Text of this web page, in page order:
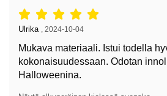
Arvostelu: 5 tähdet / 5,
Arvostelun kirjoittaja:
Ulrika 2024-10-04
Mukava materiaali. Istui todella
kokonaisuudessaan. Odotan
Halloweenina.